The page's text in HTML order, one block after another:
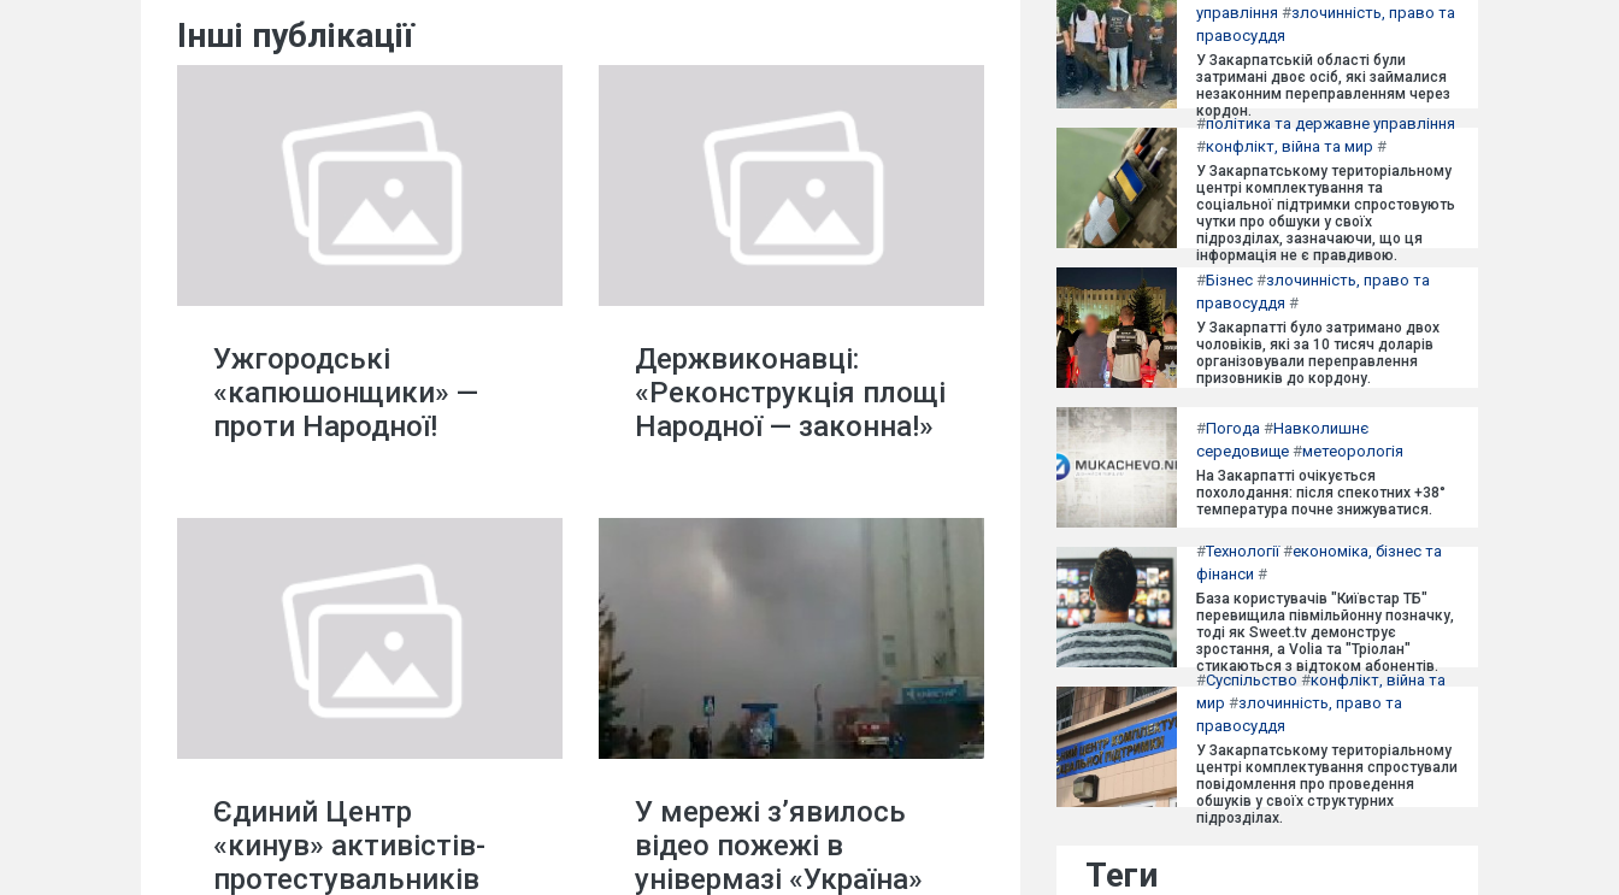
Інші публікації
Ужгородські
«капюшонщики» —
проти Народної!
Держвиконавці:
«Реконструкція площі
Народної — законна!»
Єдиний Центр
«кинув» активістів-
протестувальників
У мережі з’явилось
відео пожежі в
універмазі «Україна»
управління #злочинність, право та
правосуддя
У Закарпатській області були
затримані двоє осіб, які займалися
незаконним переправленням через
кордон.
#політика та державне управління
#конфлікт, війна та мир #
У Закарпатському територіальному
центрі комплектування та
соціальної підтримки спростовують
чутки про обшуки у своїх
підрозділах, зазначаючи, що ця
інформація не є правдивою.
#Бізнес #злочинність, право та
правосуддя #
У Закарпатті було затримано двох
чоловіків, які за 10 тисяч доларів
організовували переправлення
призовників до кордону.
#Погода #Навколишнє
середовище #метеорологія
На Закарпатті очікується
похолодання: після спекотних +38°
температура почне знижуватися.
#Технології#економіка, бізнес та
фінанси #
База користувачів "Київстар ТБ"
перевищила півмільйонну позначку,
тоді як Sweet.tv демонструє
зростання, а Volia та "Тріолан"
стикаються з відтоком абонентів.
#Суспільство #конфлікт, війна та
мир #злочинність, право та
правосуддя
У Закарпатському територіальному
центрі комплектування спростували
повідомлення про проведення
обшуків у своїх структурних
підрозділах.
Теги